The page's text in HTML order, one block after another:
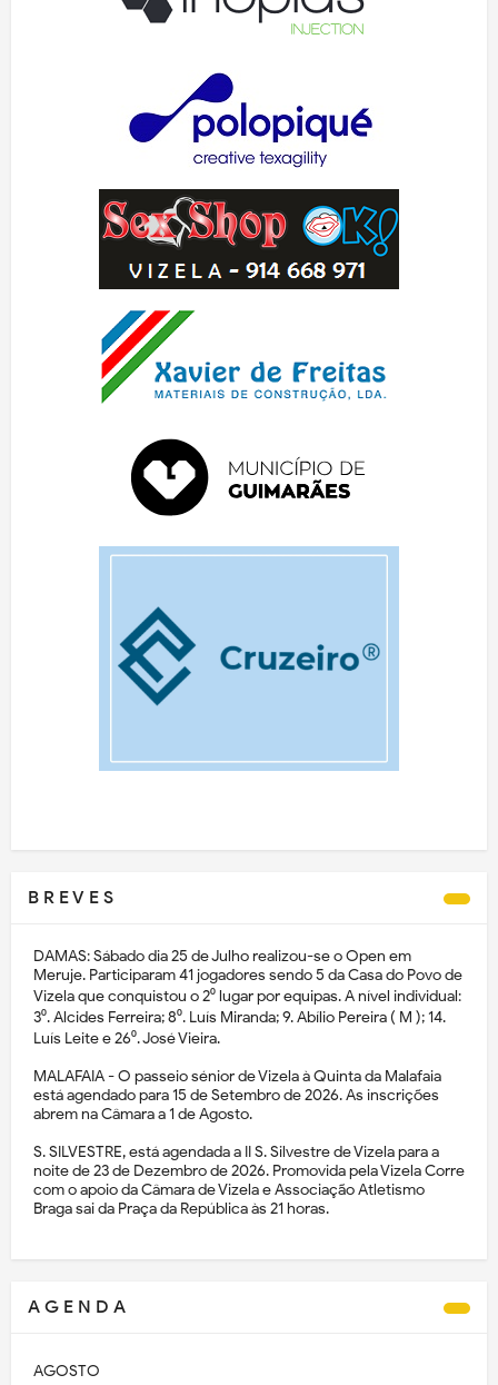
B R E V E S
DAMAS: Sábado dia 25 de Julho realizou-se o Open em
Meruje. Participaram 41 jogadores sendo 5 da Casa do Povo de
Vizela que conquistou o 2⁰ lugar por equipas. A nível individual:
3⁰. Alcides Ferreira; 8⁰. Luís Miranda; 9. Abílio Pereira ( M ); 14.
Luís Leite e 26⁰. José Vieira.
MALAFAIA - O passeio sénior de Vizela à Quinta da Malafaia
está agendado para 15 de Setembro de 2026. As inscrições
abrem na Câmara a 1 de Agosto.
S. SILVESTRE, está agendada a II S. Silvestre de Vizela para a
noite de 23 de Dezembro de 2026. Promovida pela Vizela Corre
com o apoio da Câmara de Vizela e Associação Atletismo
Braga sai da Praça da República às 21 horas.
A G E N D A
AGOSTO